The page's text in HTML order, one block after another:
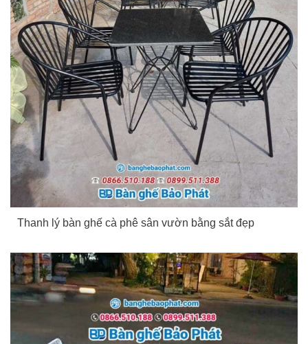
Thanh lý bàn ghế cà phê sân vườn bằng sắt đẹp